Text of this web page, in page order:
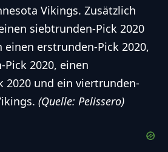
Vikings. Zusätzlich
siebtrunden-Pick 2020
erstrunden-Pick 2020,
2020, einen
2020 und ein viertrunden-
(Quelle: Pelissero)